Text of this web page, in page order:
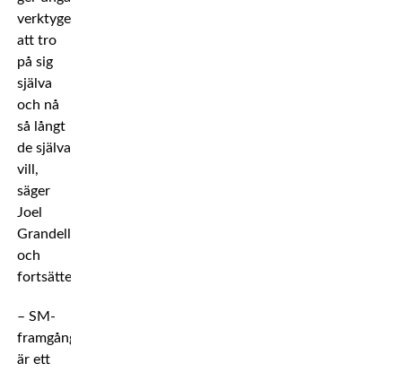
verktygen
att tro
på sig
själva
och nå
så långt
de själva
vill,
säger
Joel
Grandell
och
fortsätter:
– SM-
framgångarna
är ett